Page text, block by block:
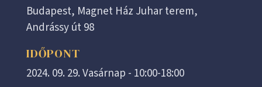
Budapest, Magnet Ház Juhar terem,
Andrássy út 98
IDŐPONT
2024. 09. 29. Vasárnap - 10:00-18:00